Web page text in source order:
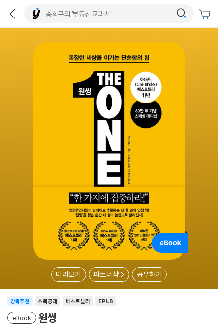
미리보기 파트너샵 공유하기
소득공제 베스트셀러
강력추천 EPUB
eBook 원씽